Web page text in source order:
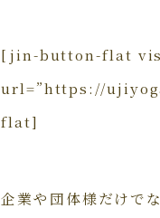
[jin-button-flat
url=”https://
flat]
企業や団体様だけで